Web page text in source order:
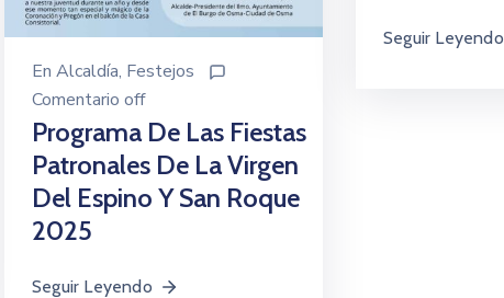
En Alcaldía‚ Festejos
Comentario off
Programa De Las Fiestas
Patronales De La Virgen
Del Espino Y San Roque
2025
Seguir Leyendo
Seguir Leyendo